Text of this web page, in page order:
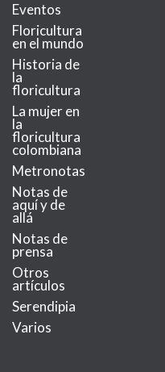
Eventos
Floricultura
en el mundo
Historia de
la
floricultura
La mujer en
la
floricultura
colombiana
Metronotas
Notas de
aquí y de
allá
Notas de
prensa
Otros
artículos
Serendipia
Varios